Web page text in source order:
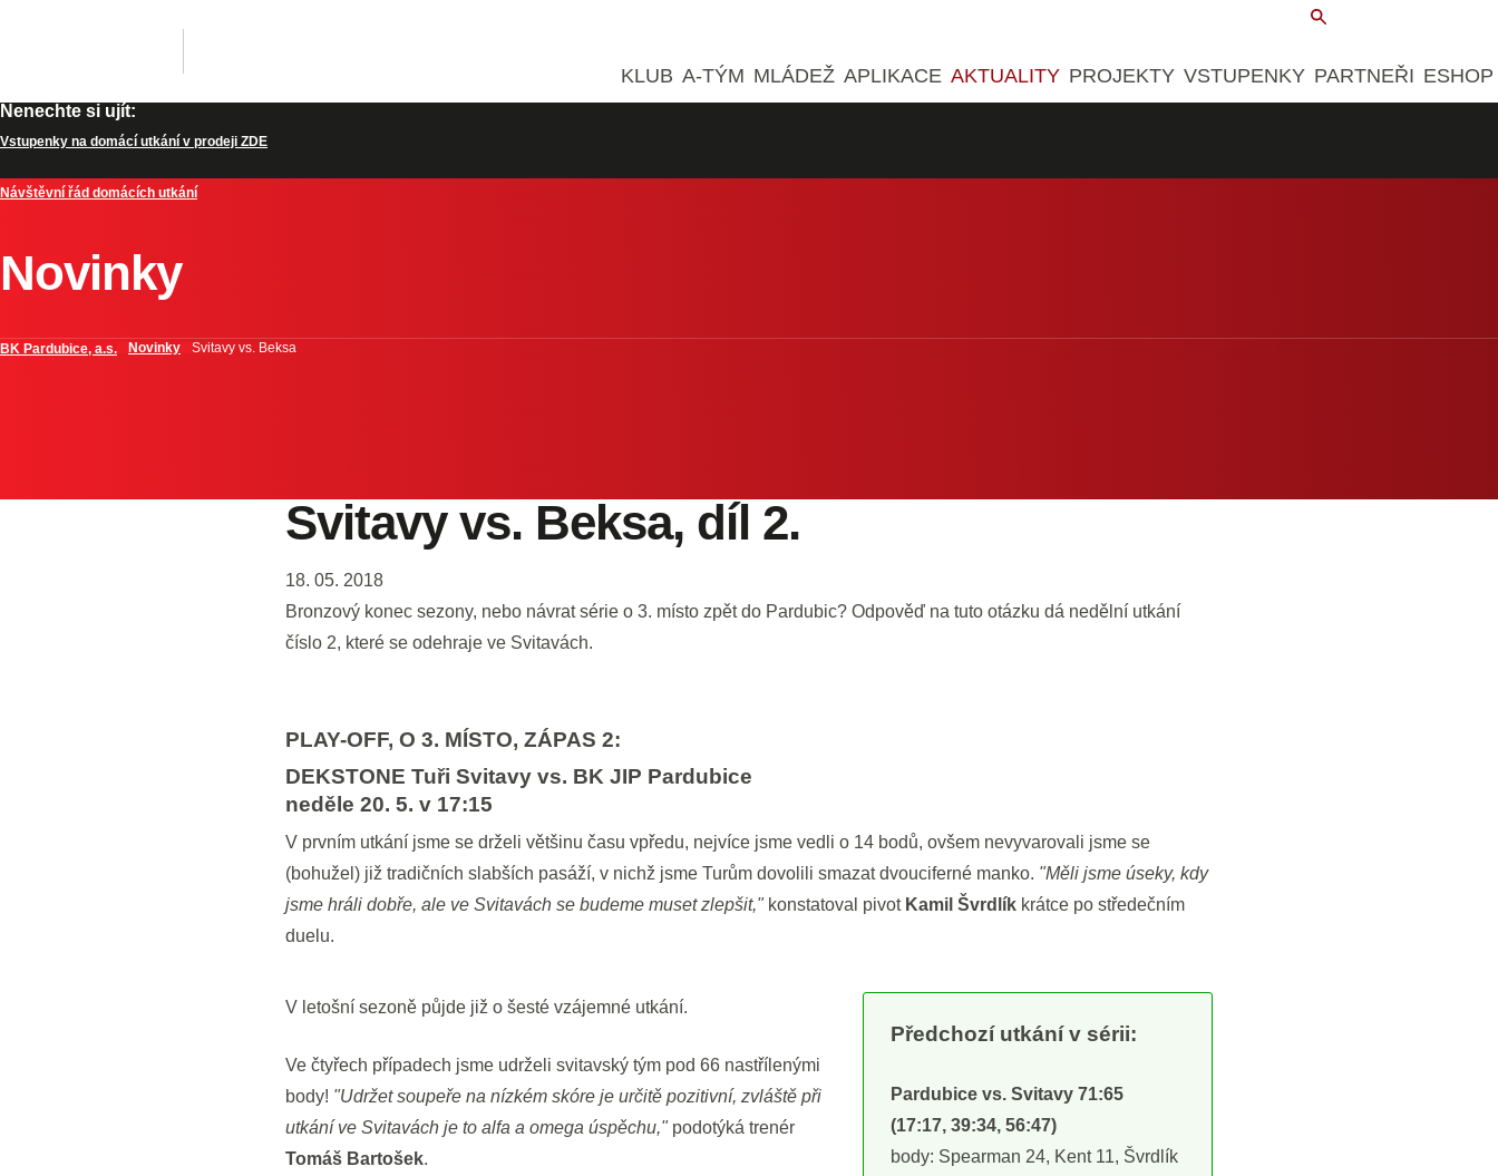
KLUB A-TÝM MLÁDEŽ APLIKACE AKTUALITY PROJEKTY VSTUPENKY PARTNEŘI ESHOP
Nenechte si ujít:
Vstupenky na domácí utkání v prodeji ZDE
Návštěvní řád domácích utkání
Novinky
BK Pardubice, a.s. Novinky Svitavy vs. Beksa
Svitavy vs. Beksa, díl 2.
18. 05. 2018
Bronzový konec sezony, nebo návrat série o 3. místo zpět do Pardubic? Odpověď na tuto otázku dá nedělní utkání
číslo 2, které se odehraje ve Svitavách.
PLAY-OFF, O 3. MÍSTO, ZÁPAS 2:
DEKSTONE Tuři Svitavy vs. BK JIP Pardubice
neděle 20. 5. v 17:15
V prvním utkání jsme se drželi většinu času vpředu, nejvíce jsme vedli o 14 bodů, ovšem nevyvarovali jsme se
(bohužel) již tradičních slabších pasáží, v nichž jsme Turům dovolili smazat dvouciferné manko. "Měli jsme úseky, kdy
jsme hráli dobře, ale ve Svitavách se budeme muset zlepšit," konstatoval pivot Kamil Švrdlík krátce po středečním
duelu.
V letošní sezoně půjde již o šesté vzájemné utkání.
Ve čtyřech případech jsme udrželi svitavský tým pod 66 nastřílenými
body! "Udržet soupeře na nízkém skóre je určitě pozitivní, zvláště při
utkání ve Svitavách je to alfa a omega úspěchu,"podotýká trenér
Tomáš Bartošek.
Předchozí utkání v sérii:
Pardubice vs. Svitavy 71:65
(17:17, 39:34, 56:47)
body: Spearman 24, Kent 11, Švrdlík